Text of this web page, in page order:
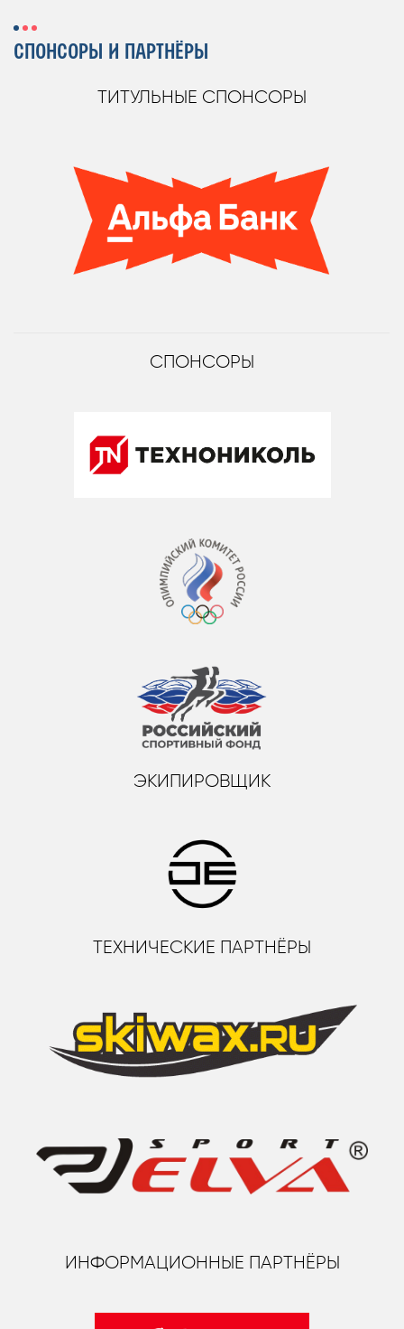
СПОНСОРЫ И ПАРТНЁРЫ
ТИТУЛЬНЫЕ СПОНСОРЫ
СПОНСОРЫ
ЭКИПИРОВЩИК
ТЕХНИЧЕСКИЕ ПАРТНЁРЫ
ИНФОРМАЦИОННЫЕ ПАРТНЁРЫ